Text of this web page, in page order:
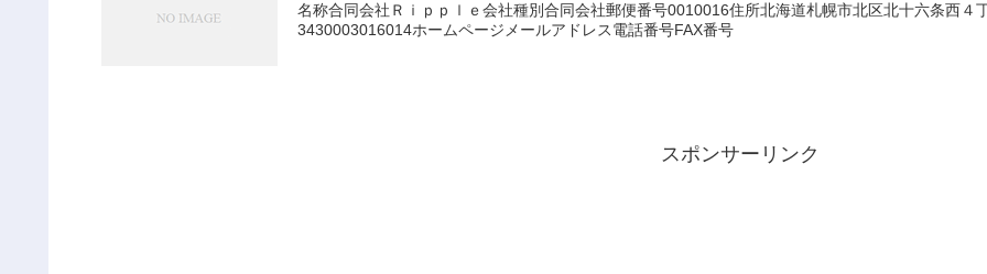
名称合同会社Ｒｉｐｐｌｅ会社種別合同会社郵便番号0010016住所北海道札幌市北区北十六条西４
3430003016014ホームページメールアドレス電話番号FAX番号
スポンサーリンク